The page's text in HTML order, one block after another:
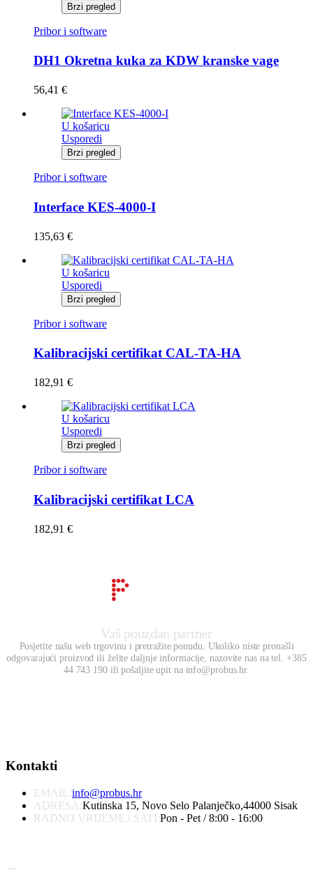
Brzi pregled
Pribor i software
DH1 Okretna kuka za KDW kranske vage
56,41 €
U košaricu
Usporedi
Brzi pregled
Pribor i software
Interface KES-4000-I
135,63 €
U košaricu
Usporedi
Brzi pregled
Pribor i software
Kalibracijski certifikat CAL-TA-HA
182,91 €
U košaricu
Usporedi
Brzi pregled
Pribor i software
Kalibracijski certifikat LCA
182,91 €
Vaš pouzdan partner
Posjetite našu web trgovinu i pretražite ponudu. Ukoliko niste pronašli
odgovarajući proizvod ili želite daljnje informacije, nazovite nas na tel. +385
44 743 190 ili pošaljite upit na info@probus.hr.
Kontakti
EMAIL:info@probus.hr
ADRESA:Kutinska 15, Novo Selo Palanječko,44000 Sisak
RADNO VRIJEME / SATI:Pon - Pet / 8:00 - 16:00